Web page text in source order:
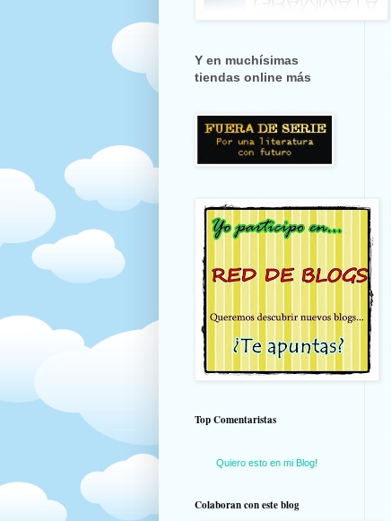
Y en muchísimas
tiendas online más
Top Comentaristas
Quiero esto en mi Blog!
Colaboran con este blog